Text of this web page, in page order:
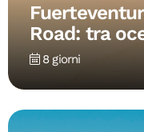
Road: tra
8 giorni